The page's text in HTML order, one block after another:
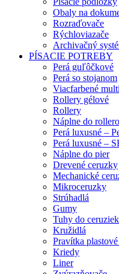
Obaly na
Rozraďovače
Rýchloviazače
Archivačný
PÍSACIE POTREBY
Perá guľôčkové
Perá so stojanom
Viacfarbené
Rollery gélové
Rollery
Náplne do
Perá luxusné –
Perá luxusné –
Náplne do pier
Drevené ceruzky
Mechanické
Mikroceruzky
Strúhadlá
Gumy
Tuhy do ceruziek
Kružidlá
Pravítka
Kriedy
Liner